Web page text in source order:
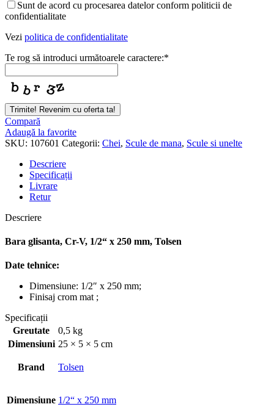
Email*
Sunt de acord cu procesarea datelor conform politicii de
confidentialitate
Vezi politica de confidentialitate
Te rog să introduci următoarele caractere:*
Trimite! Revenim cu oferta ta!
Compară
Adaugă la favorite
SKU: 107601 Categorii: Chei, Scule de mana, Scule si unelte
Descriere
Specificații
Livrare
Retur
Descriere
Bara glisanta, Cr-V, 1/2“ x 250 mm, Tolsen
Date tehnice:
Dimensiune: 1/2″ x 250 mm;
Finisaj crom mat ;
Specificații
Greutate
0,5 kg
Dimensiuni 25 × 5 × 5 cm
Brand Tolsen
Dimensiune 1/2“ x 250 mm